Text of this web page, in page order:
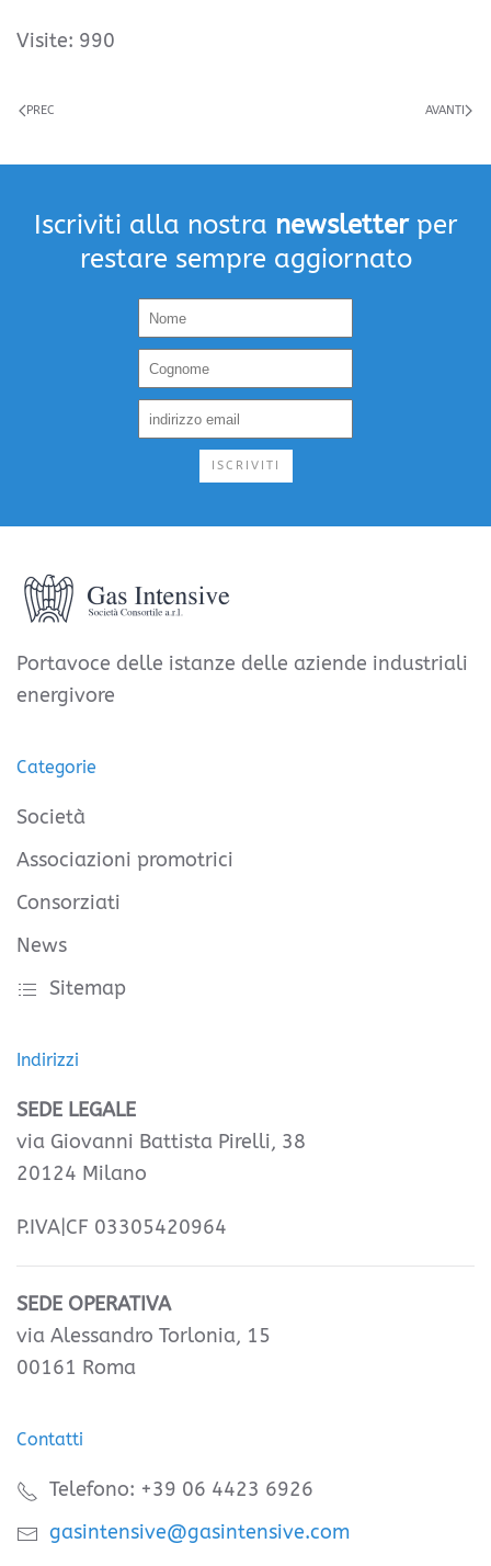
Visite: 990
PREC AVANTI
Iscriviti alla nostra newsletterper
restare sempre aggiornato
ISCRIVITI
Portavoce delle istanze delle aziende industriali
energivore
Categorie
Società
Associazioni promotrici
Consorziati
News
Sitemap
Indirizzi
SEDE LEGALE
via Giovanni Battista Pirelli, 38
20124 Milano
P.IVA|CF 03305420964
SEDE OPERATIVA
via Alessandro Torlonia, 15
00161 Roma
Contatti
Telefono: +39 06 4423 6926
gasintensive@gasintensive.com